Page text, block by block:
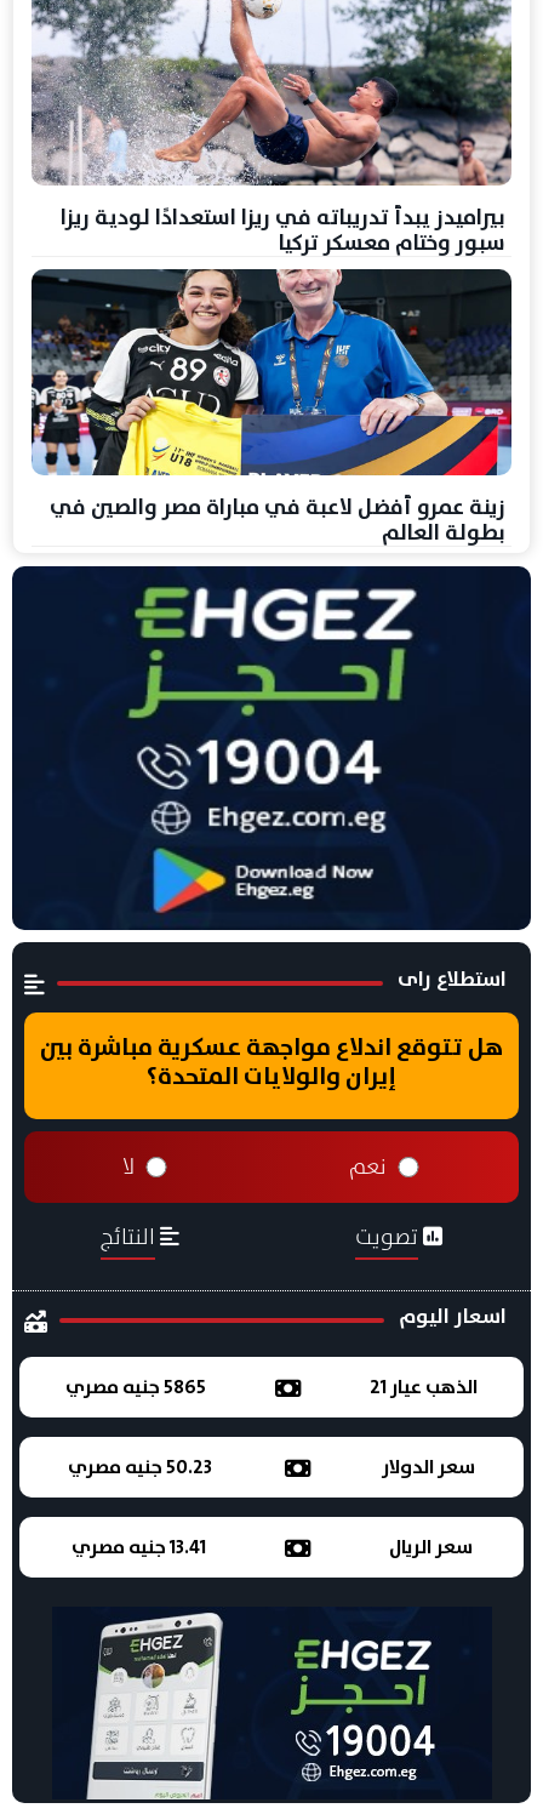
بيراميدز يبدأ تدريباته في ريزا استعدادًا لودية ريزا
سبور وختام معسكر تركيا
زينة عمرو أفضل لاعبة في مباراة مصر والصين في
بطولة العالم
استطلاع راى
هل تتوقع اندلاع مواجهة عسكرية مباشرة بين
إيران والولايات المتحدة؟
نعم لا
تصويت النتائج
اسعار اليوم
الذهب عيار 21 5865 جنيه مصري
سعر الدولار 50.23 جنيه مصري
سعر الريال 13.41 جنيه مصري